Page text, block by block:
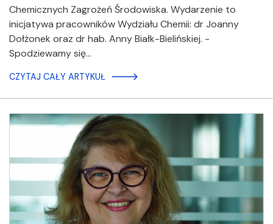
Chemicznych Zagrożeń Środowiska. Wydarzenie to
inicjatywa pracowników Wydziału Chemii: dr Joanny
Dołżonek oraz dr hab. Anny Białk-Bielińskiej. -
Spodziewamy się…
CZYTAJ CAŁY ARTYKUŁ